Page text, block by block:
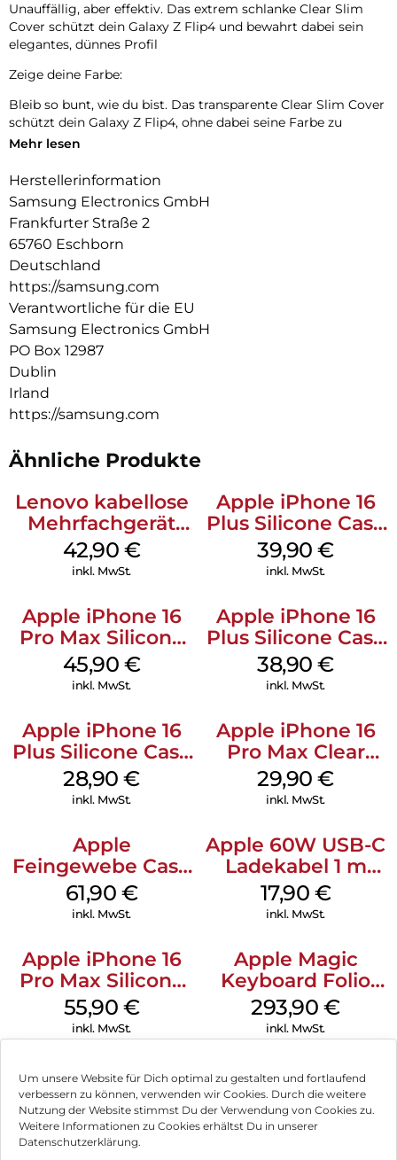
Um unsere Website für Dich optimal zu gestalten und fortlaufend
verbessern zu können, verwenden wir Cookies. Durch die weitere
Nutzung der Website stimmst Du der Verwendung von Cookies zu.
Weitere Informationen zu Cookies erhältst Du in unserer
Datenschutzerklärung.
Unauffällig, aber effektiv. Das extrem schlanke Clear Slim
Cover schützt dein Galaxy Z Flip4 und bewahrt dabei sein
elegantes, dünnes Profil
Zeige deine Farbe:
Bleib so bunt, wie du bist. Das transparente Clear Slim Cover
schützt dein Galaxy Z Flip4, ohne dabei seine Farbe zu
verstecken.
Mehr lesen
Herstellerinformation
Samsung Electronics GmbH
Frankfurter Straße 2
65760 Eschborn
Deutschland
https://samsung.com
Verantwortliche für die EU
Samsung Electronics GmbH
PO Box 12987
Dublin
Irland
https://samsung.com
Ähnliche Produkte
Lenovo kabellose
Mehrfachgerät
Luna Grey
42,90 €
inkl. MwSt.
Apple iPhone 16
Plus Silicone Case
MagSafe Plum
39,90€
inkl. MwSt.
Apple iPhone 16
Pro Max Silicone
Case MagSafe
Ultramarine
45,90 €
inkl. MwSt.
Apple iPhone 16
Plus Silicone Case
MagSafe Denim
38,90€
inkl. MwSt.
Apple iPhone 16
Plus Silicone Case
MagSafe Black
28,90€
inkl. MwSt.
Apple iPhone 16
Pro Max Clear
Case MagSafe
Transparent
29,90€
inkl. MwSt.
Apple
Feingewebe Case
iPhone 15 Pro
MagSafe Schwarz
61,90 €
inkl. MwSt.
Apple 60W USB-C
Ladekabel 1 m
Weiß
17,90 €
inkl. MwSt.
Apple iPhone 16
Pro Max Silicone
Case MagSafe
Stone Gray
55,90 €
inkl. MwSt.
Apple Magic
Keyboard Folio
iPad 10.9″ (10.Gen.)
Weiß
293,90€
inkl. MwSt.
Impressum